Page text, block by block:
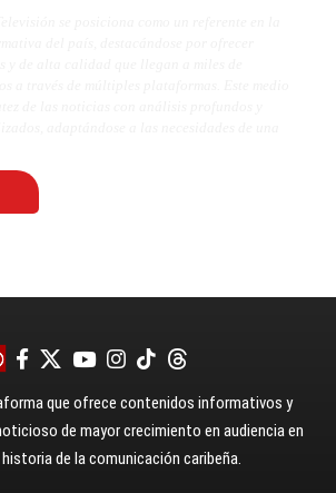
que ofrece contenidos informativos y
de mayor crecimiento en audiencia en
de la comunicación caribeña.